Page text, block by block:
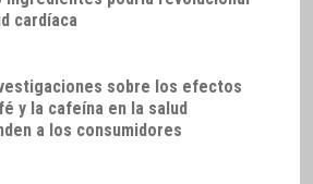
cardíaca
sobre los efectos
y la cafeína en la salud
a los consumidores